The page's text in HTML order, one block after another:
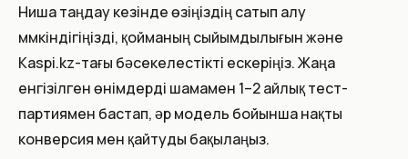
Ниша таңдау кезінде өзіңіздің сатып алу
мүмкіндігіңізді, қойманың сыйымдылығын және
Kaspi.kz-тағы бәсекелестікті ескеріңіз. Жаңа
енгізілген өнімдерді шамамен 1–2 айлық тест-
партиямен бастап, әр модель бойынша нақты
конверсия мен қайтуды бақылаңыз.